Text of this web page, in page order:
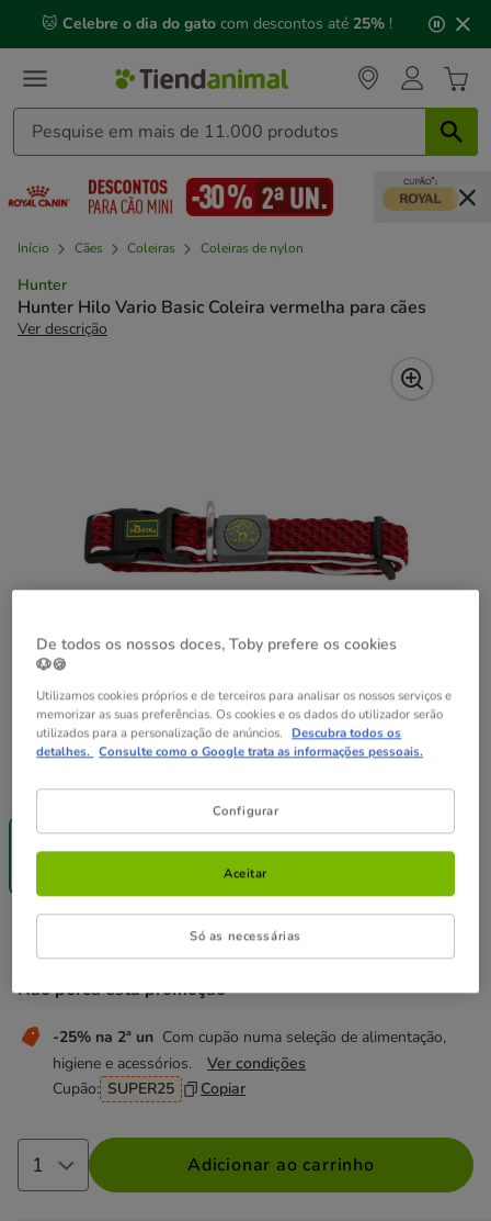
mensagem,
🐱 Celebre o dia do gato com descontos até 25% !
Início Cães Coleiras Coleiras de nylon
Hunter
Hunter Hilo Vario Basic Coleira vermelha para cães
Ver descrição
M - L
un.
L - XL
-25% na 2ª
un.
XL
un.
Não perca esta promoção
-25% na 2ª un Com cupão numa seleção de alimentação,
higiene e acessórios.
Ver condições
Cupão: SUPER25 Copiar
Adicionar ao carrinho
De todos os nossos doces, Toby prefere os cookies
🐶🍪
Utilizamos cookies próprios e de terceiros para analisar os nossos serviços e
memorizar as suas preferências. Os cookies e os dados do utilizador serão
utilizados para a personalização de anúncios. Descubra todos os
detalhes. Consulte como o Google trata as informações pessoais.
Configurar
Só as necessárias
Aceitar